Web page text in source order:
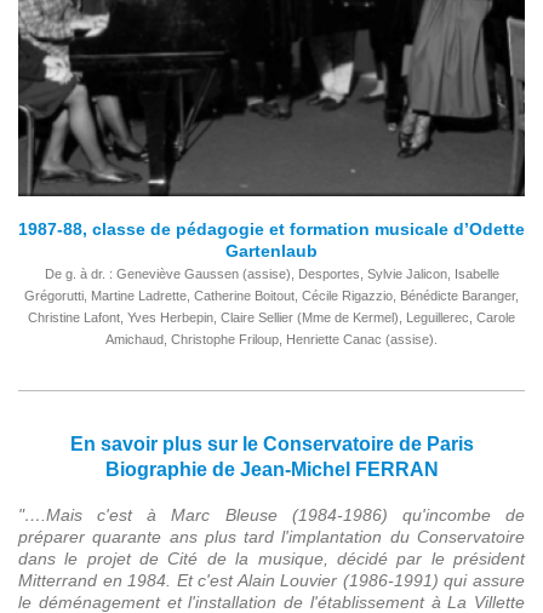
1987-88, classe de pédagogie et formation musicale d’Odette
Gartenlaub
De g. à dr. : Geneviève Gaussen (assise), Desportes, Sylvie Jalicon, Isabelle
Grégorutti, Martine Ladrette, Catherine Boitout, Cécile Rigazzio, Bénédicte Baranger,
Christine Lafont, Yves Herbepin, Claire Sellier (Mme de Kermel), Leguillerec, Carole
Amichaud, Christophe Friloup, Henriette Canac (assise).
En savoir plus sur le Conservatoire de Paris
Biographie de Jean-Michel FERRAN
"….Mais c'est à Marc Bleuse (1984-1986) qu'incombe de
préparer quarante ans plus tard l'implantation du Conservatoire
dans le projet de Cité de la musique, décidé par le président
Mitterrand en 1984. Et c'est Alain Louvier (1986-1991) qui assure
le déménagement et l'installation de l'établissement à La Villette